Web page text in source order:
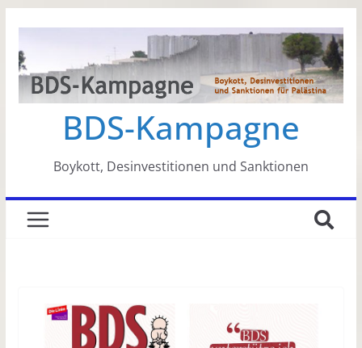
springen
BDS-Kampagne
Boykott, Desinvestitionen und Sanktionen